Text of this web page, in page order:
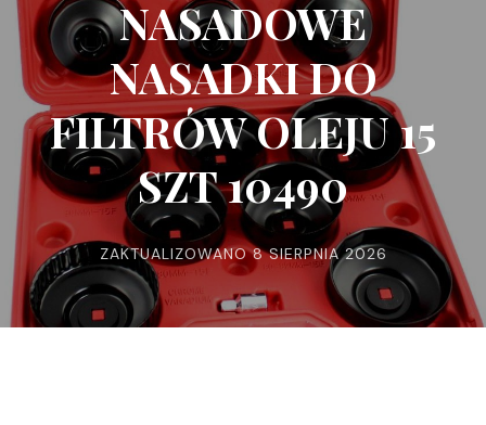
NASADOWE
NASADKI DO
FILTRÓW OLEJU 15
SZT 10490
ZAKTUALIZOWANO8 SIERPNIA 2026